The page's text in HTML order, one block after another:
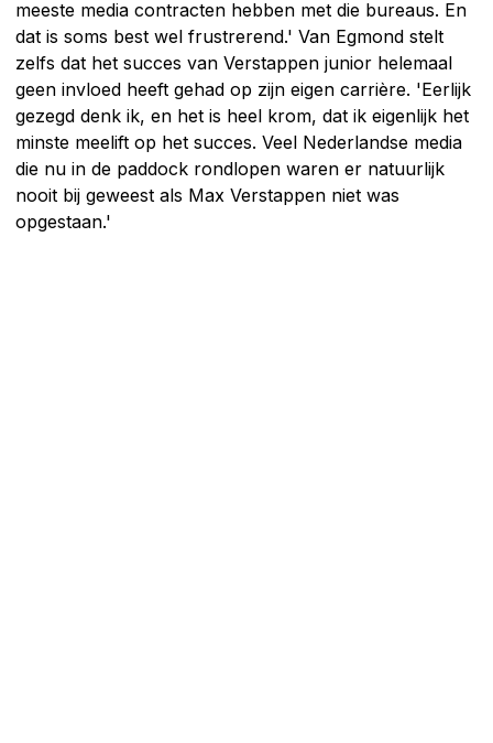
meeste media contracten hebben met die bureaus. En
dat is soms best wel frustrerend.' Van Egmond stelt
zelfs dat het succes van Verstappen junior helemaal
geen invloed heeft gehad op zijn eigen carrière. 'Eerlijk
gezegd denk ik, en het is heel krom, dat ik eigenlijk het
minste meelift op het succes. Veel Nederlandse media
die nu in de paddock rondlopen waren er natuurlijk
nooit bij geweest als Max Verstappen niet was
opgestaan.'